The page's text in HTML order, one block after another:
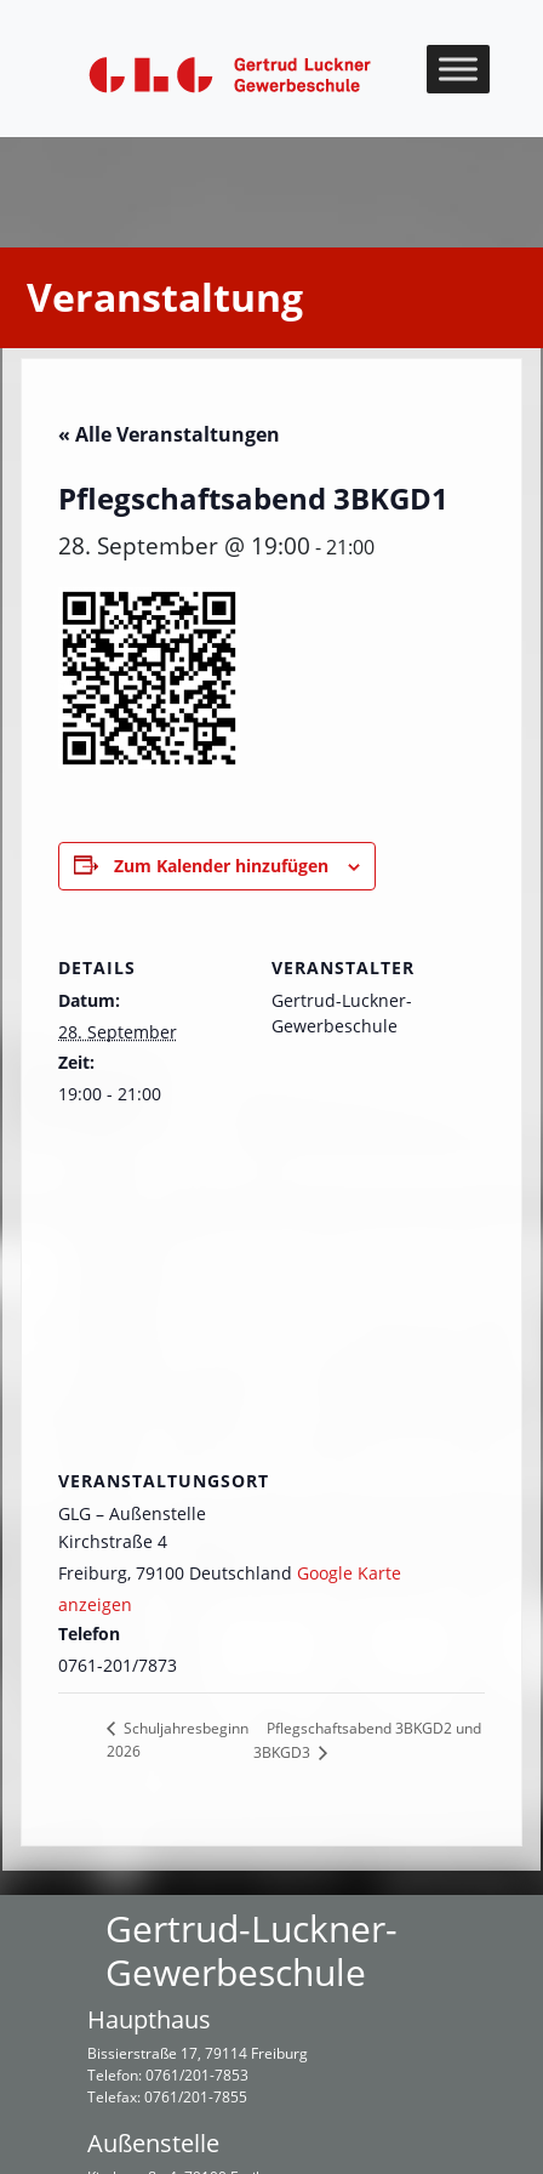
Veranstaltung
« Alle Veranstaltungen
Pflegschaftsabend 3BKGD1
28. September @ 19:00 -21:00
Zum Kalender hinzufügen
DETAILS
Datum:
28. September
Zeit:
19:00 - 21:00
VERANSTALTER
Gertrud-Luckner-
Gewerbeschule
VERANSTALTUNGSORT
GLG – Außenstelle
Kirchstraße 4
Freiburg, 79100 Deutschland Google Karte
anzeigen
Telefon
0761-201/7873
Schuljahresbeginn
2026
Pflegschaftsabend 3BKGD2 und
3BKGD3
Gertrud-Luckner-
Gewerbeschule
Haupthaus
Bissierstraße 17, 79114 Freiburg
Telefon: 0761/201-7853
Telefax: 0761/201-7855
Außenstelle